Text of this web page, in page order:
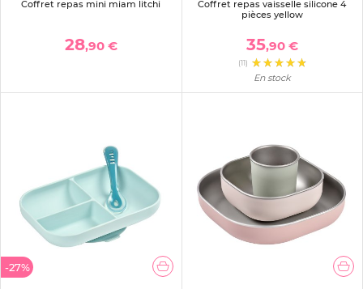
Coffret repas mini miam litchi
28,90 €
Coffret repas vaisselle silicone 4
pièces yellow
35,90 €
(11)
En stock
-27%